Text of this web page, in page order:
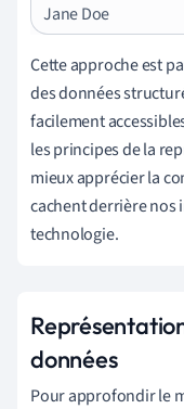
Jane Doe
Cette approche est
des données
facilement
les principes de la
mieux apprécier la
cachent derrière nos
technologie.
données
Pour approfondir le